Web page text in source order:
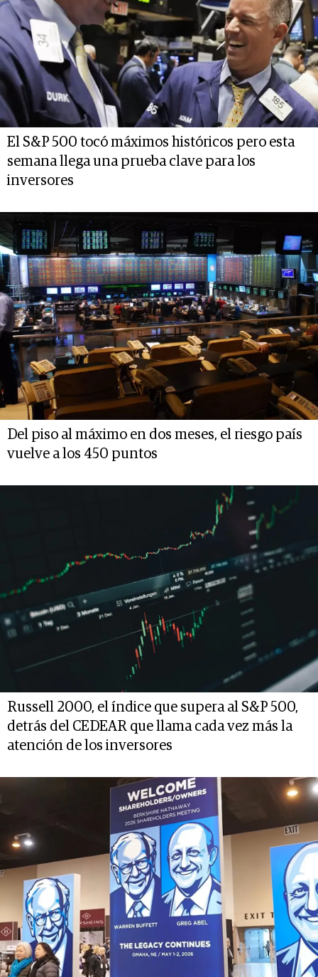
El S&P 500 tocó máximos históricos pero esta
semana llega una prueba clave para los
inversores
Del piso al máximo en dos meses, el riesgo país
vuelve a los 450 puntos
Russell 2000, el índice que supera al S&P 500,
detrás del CEDEAR que llama cada vez más la
atención de los inversores